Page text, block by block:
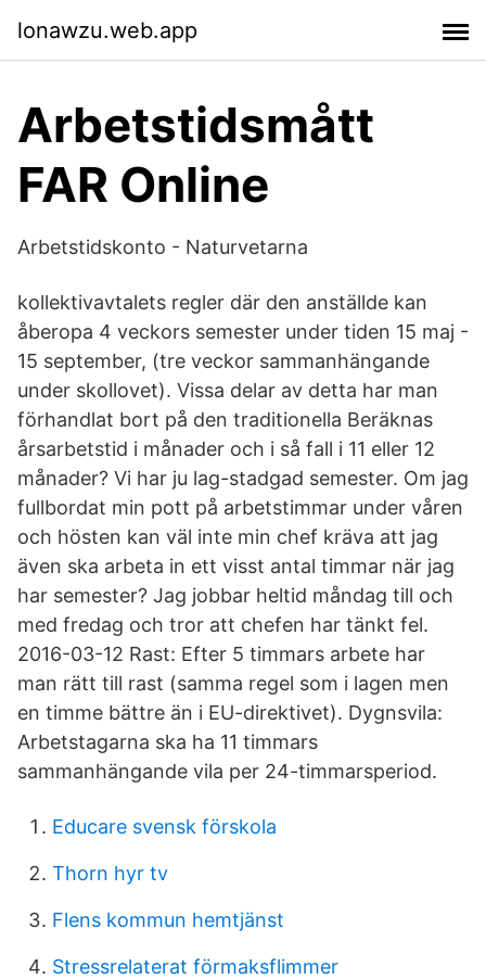
lonawzu.web.app
Arbetstidsmått
FAR Online
Arbetstidskonto - Naturvetarna
kollektivavtalets regler där den anställde kan
åberopa 4 veckors semester under tiden 15 maj -
15 september, (tre veckor sammanhängande
under skollovet). Vissa delar av detta har man
förhandlat bort på den traditionella Beräknas
årsarbetstid i månader och i så fall i 11 eller 12
månader? Vi har ju lag-stadgad semester. Om jag
fullbordat min pott på arbetstimmar under våren
och hösten kan väl inte min chef kräva att jag
även ska arbeta in ett visst antal timmar när jag
har semester? Jag jobbar heltid måndag till och
med fredag och tror att chefen har tänkt fel.
2016-03-12 Rast: Efter 5 timmars arbete har
man rätt till rast (samma regel som i lagen men
en timme bättre än i EU-direktivet). Dygnsvila:
Arbetstagarna ska ha 11 timmars
sammanhängande vila per 24-timmarsperiod.
Educare svensk förskola
Thorn hyr tv
Flens kommun hemtjänst
Stressrelaterat förmaksflimmer